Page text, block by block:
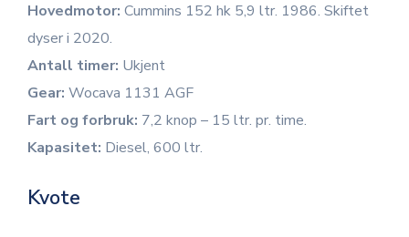
Hovedmotor: Cummins 152 hk 5,9 ltr. 1986. Skiftet
dyser i 2020.
Antall timer: Ukjent
Gear: Wocava 1131 AGF
Fart og forbruk: 7,2 knop – 15 ltr. pr. time.
Kapasitet: Diesel, 600 ltr.
Kvote